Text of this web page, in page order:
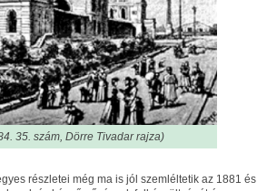
35. szám, Dörre Tivadar rajza)
részletei még ma is jól szemléltetik az 1881 és